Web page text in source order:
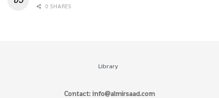
0 SHARES
Library
Contact: info@almirsaad.com